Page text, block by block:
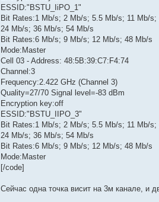
ESSID:"BSTU_IiPO_1"
Bit Rates:1 Mb/s; 2 Mb/s; 5.5 Mb/s; 11 Mb/s;
24 Mb/s; 36 Mb/s; 54 Mb/s
Bit Rates:6 Mb/s; 9 Mb/s; 12 Mb/s; 48 Mb/s
Mode:Master
Cell 03 - Address: 48:5B:39:C7:F4:74
Channel:3
Frequency:2.422 GHz (Channel 3)
Quality=27/70 Signal level=-83 dBm
Encryption key:off
ESSID:"BSTU_IIPO_3"
Bit Rates:1 Mb/s; 2 Mb/s; 5.5 Mb/s; 11 Mb/s;
24 Mb/s; 36 Mb/s; 54 Mb/s
Bit Rates:6 Mb/s; 9 Mb/s; 12 Mb/s; 48 Mb/s
Mode:Master
[/code]
Сейчас одна точка висит на 3м канале, и